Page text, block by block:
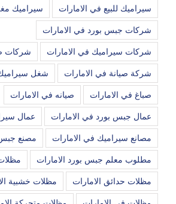
سيراميك للبيع في الامارات سيراميك
شركات جبس بورد في الامارات
شركات سيراميك في الامارات شركات
شركة صيانة في الامارات شغل
صباغ في الامارات صيانه في الامارات
عمال جبس بورد في الامارات عمال
مصانع سيراميك في الامارات مصنع جبس
مطلوب معلم جبس بورد الامارات
مظلات حدائق الامارات مظلات خشبية